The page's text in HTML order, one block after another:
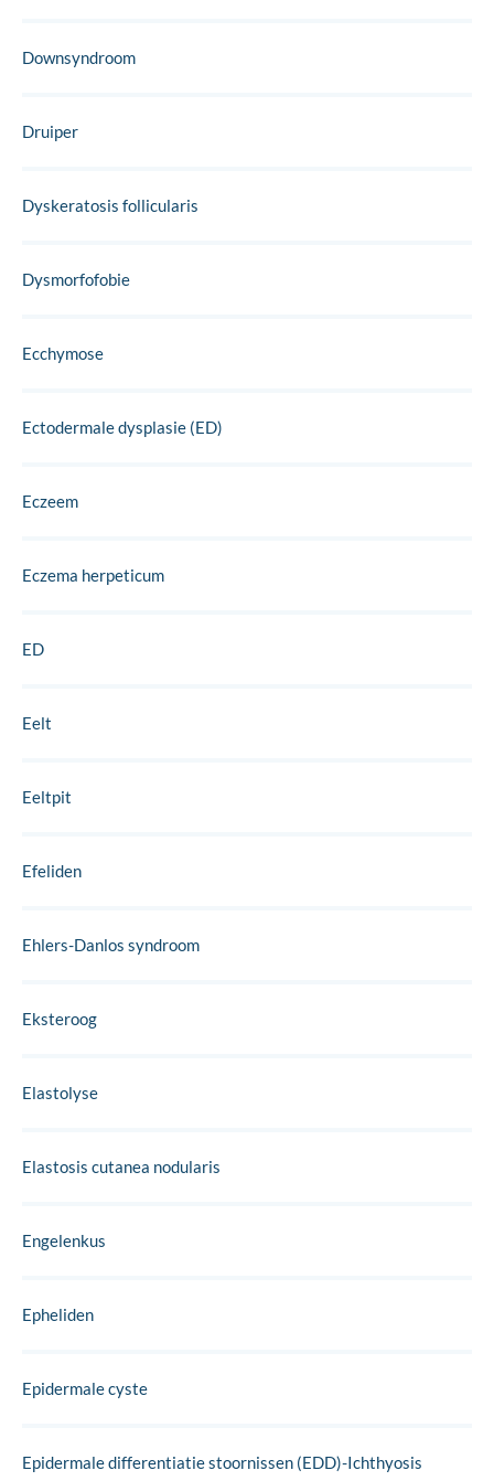
Downsyndroom
Druiper
Dyskeratosis follicularis
Dysmorfofobie
Ecchymose
Ectodermale dysplasie (ED)
Eczeem
Eczema herpeticum
ED
Eelt
Eeltpit
Efeliden
Ehlers-Danlos syndroom
Eksteroog
Elastolyse
Elastosis cutanea nodularis
Engelenkus
Epheliden
Epidermale cyste
Epidermale differentiatie stoornissen (EDD)-Ichthyosis